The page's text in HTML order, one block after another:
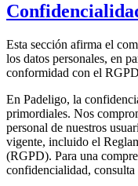
Esta sección afirma el
los datos personales, en
conformidad con el
En Padeligo, la
primordiales. Nos
personal de nuestros
vigente, incluido el
(RGPD). Para una
confidencialidad,